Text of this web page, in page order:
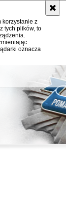
korzystanie z
tych plików, to
oznacza